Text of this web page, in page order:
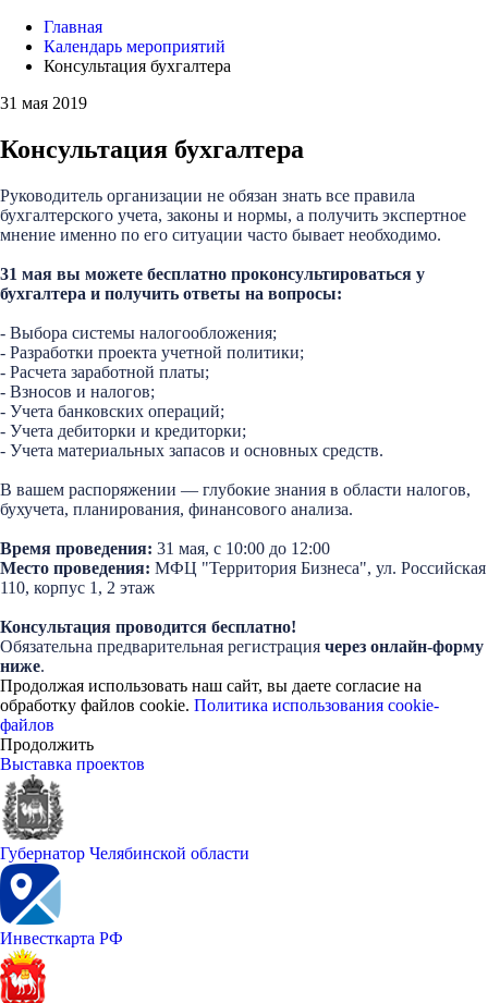
Главная
Календарь мероприятий
Консультация бухгалтера
31 мая 2019
Консультация бухгалтера
Руководитель организации не обязан знать все правила
бухгалтерского учета, законы и нормы, а получить экспертное
мнение именно по его ситуации часто бывает необходимо.
31 мая вы можете бесплатно проконсультироваться у
бухгалтера и получить ответы на вопросы:
- Выбора системы налогообложения;
- Разработки проекта учетной политики;
- Расчета заработной платы;
- Взносов и налогов;
- Учета банковских операций;
- Учета дебиторки и кредиторки;
- Учета материальных запасов и основных средств.
В вашем распоряжении — глубокие знания в области налогов,
бухучета, планирования, финансового анализа.
Время проведения: 31 мая, с 10:00 до 12:00
Место проведения: МФЦ "Территория Бизнеса", ул. Российская
110, корпус 1, 2 этаж
Консультация проводится бесплатно!
Обязательна предварительная регистрация через онлайн-форму
ниже.
Продолжая использовать наш сайт, вы даете согласие на
обработку файлов cookie. Политика использования cookie-
файлов
Продолжить
Выставка проектов
Губернатор Челябинской области
Инвесткарта РФ